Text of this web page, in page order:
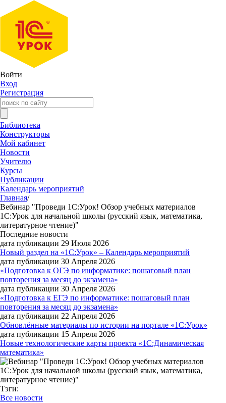
Войти
Вход
Регистрация
Библиотека
Конструкторы
Мой кабинет
Новости
Учителю
Курсы
Публикации
Календарь мероприятий
Главная/
Вебинар "Проведи 1С:Урок! Обзор учебных материалов
1С:Урок для начальной школы (русский язык, математика,
литературное чтение)"
Последние новости
дата публикации 29 Июля 2026
Новый раздел на «1С:Урок» – Календарь мероприятий
дата публикации 30 Апреля 2026
«Подготовка к ОГЭ по информатике: пошаговый план
повторения за месяц до экзамена»
дата публикации 30 Апреля 2026
«Подготовка к ЕГЭ по информатике: пошаговый план
повторения за месяц до экзамена»
дата публикации 22 Апреля 2026
Обновлённые материалы по истории на портале «1С:Урок»
дата публикации 15 Апреля 2026
Новые технологические карты проекта «1С:Динамическая
математика»
Тэги:
Все новости